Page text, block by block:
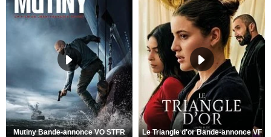
Mutiny Bande-annonce VO STFR Le Triangle d'or Bande-annonce VF